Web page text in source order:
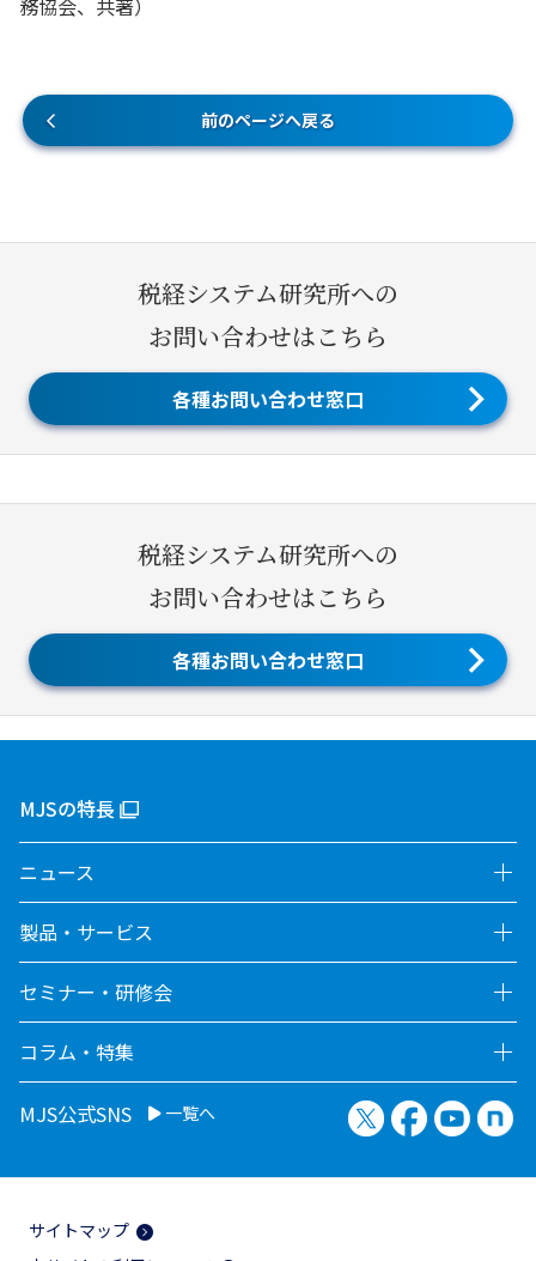
務協会、共著）
前のページへ戻る
税経システム研究所への
お問い合わせはこちら
各種お問い合わせ窓口
税経システム研究所への
お問い合わせはこちら
各種お問い合わせ窓口
MJSの特長
ニュース
製品・サービス
セミナー・研修会
コラム・特集
MJS公式SNS 一覧へ X（旧Twitter）
Facebook
サイトマップ